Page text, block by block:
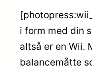
i form med din
altså er en Wii.
balancemåtte